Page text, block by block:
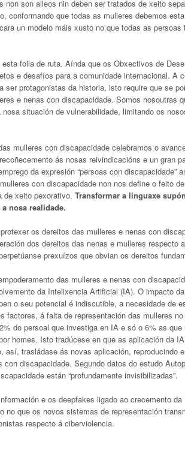
son alleos nin deben ser tratados de xeito
conformando que todas as mulleres debemos
un modelo máis xusto no que todas as
folla de ruta. Aínda que os Obxectivos de
e desafíos para a comunidade internacional. A
protagonistas da historia, isto require que se
e nenas con discapacidade. Somos nosoutras
situación de vulnerabilidade, limitando os
mulleres con discapacidade celebramos o
ás nosas reivindicacións e un gran
da expresión “persoas con discapacidade”
con discapacidade non nos define o feito
de xeito pexorativo. Transformar a linguaxe
nosa realidade.
os dereitos das mulleres e nenas con
dos dereitos das nenas e mulleres respecto
prexuízos que obvian os dereitos
das mulleres e nenas con
da Intelixencia Artificial (IA). O impacto
o seu potencial é indiscutible, a necesidade de
factores, á falta de representación das mulleres
do persoal que investiga en IA e só o 6% as
homes. Isto tradúcese en que as aplicación da
así, trasládase ás novas aplicación, reproducindo
discapacidade. Segundo datos do estudo
están “profundamente invisibilizadas”.
e os deepfakes ligado ao crecemento
no que os novos sistemas de representación
respecto á ciberviolencia.